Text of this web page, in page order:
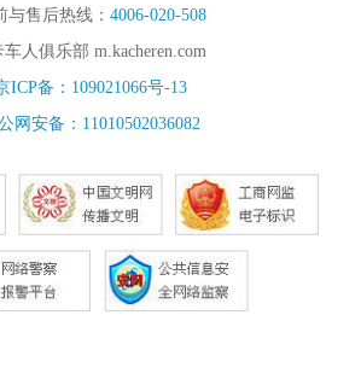
与售后热线： 4006-020-508
人俱乐部 m.kacheren.com
ICP备：109021066号-13
网安备：11010502036082